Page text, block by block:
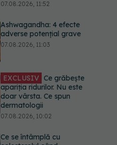
07.08.2026, 11:52
Ashwagandha: 4 efecte
adverse potențial grave
07.08.2026, 11:03
EXCLUSIV Ce grăbește
apariția ridurilor. Nu este
doar vârsta. Ce spun
dermatologii
07.08.2026, 10:02
Ce se întâmplă cu